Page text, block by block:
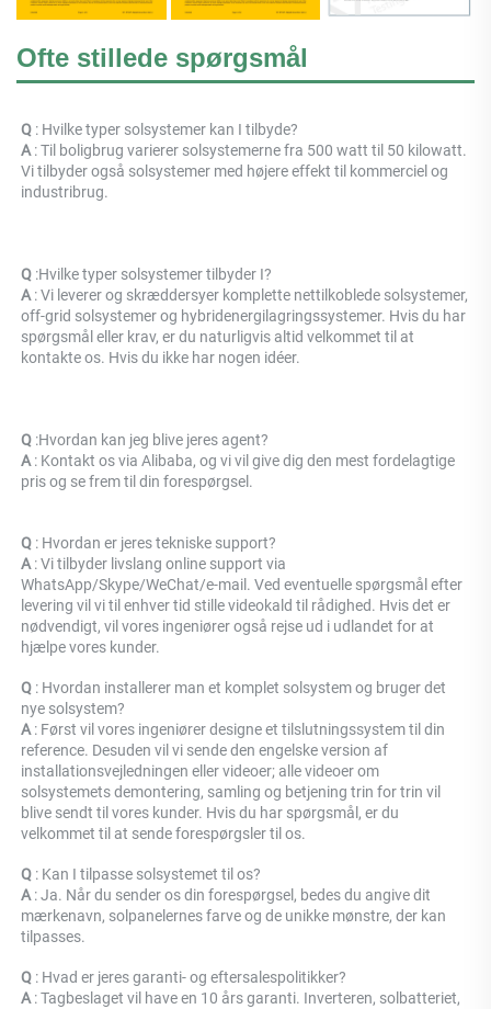
Ofte stillede spørgsmål
Q : Hvilke typer solsystemer kan I tilbyde?
A : Til boligbrug varierer solsystemerne fra 500 watt til 50 kilowatt.
Vi tilbyder også solsystemer med højere effekt til kommerciel og
industribrug.
Q :Hvilke typer solsystemer tilbyder I?
A : Vi leverer og skræddersyer komplette nettilkoblede solsystemer,
off-grid solsystemer og hybridenergilagringssystemer. Hvis du har
spørgsmål eller krav, er du naturligvis altid velkommet til at
kontakte os. Hvis du ikke har nogen idéer.
Q :Hvordan kan jeg blive jeres agent?
A : Kontakt os via Alibaba, og vi vil give dig den mest fordelagtige
pris og se frem til din forespørgsel.
Q : Hvordan er jeres tekniske support?
A : Vi tilbyder livslang online support via
WhatsApp/Skype/WeChat/e-mail. Ved eventuelle spørgsmål efter
levering vil vi til enhver tid stille videokald til rådighed. Hvis det er
nødvendigt, vil vores ingeniører også rejse ud i udlandet for at
hjælpe vores kunder.
Q : Hvordan installerer man et komplet solsystem og bruger det
nye solsystem?
A : Først vil vores ingeniører designe et tilslutningssystem til din
reference. Desuden vil vi sende den engelske version af
installationsvejledningen eller videoer; alle videoer om
solsystemets demontering, samling og betjening trin for trin vil
blive sendt til vores kunder. Hvis du har spørgsmål, er du
velkommet til at sende forespørgsler til os.
Q : Kan I tilpasse solsystemet til os?
A : Ja. Når du sender os din forespørgsel, bedes du angive dit
mærkenavn, solpanelernes farve og de unikke mønstre, der kan
tilpasses.
Q : Hvad er jeres garanti- og eftersalespolitikker?
A : Tagbeslaget vil have en 10 års garanti. Inverteren, solbatteriet,